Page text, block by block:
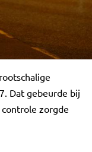
Dat gebeurde bij
zorgde